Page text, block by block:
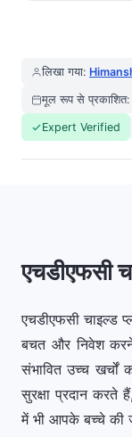
लिखा गया:
मूल रूप से प्रकाशित:
Expert Verified
एचडीएफसी
एचडीएफसी चाइल्ड
बचत और निवेश
संभावित उच्च खर्चों
सुरक्षा प्रदान करते
में भी आपके बच्चे की